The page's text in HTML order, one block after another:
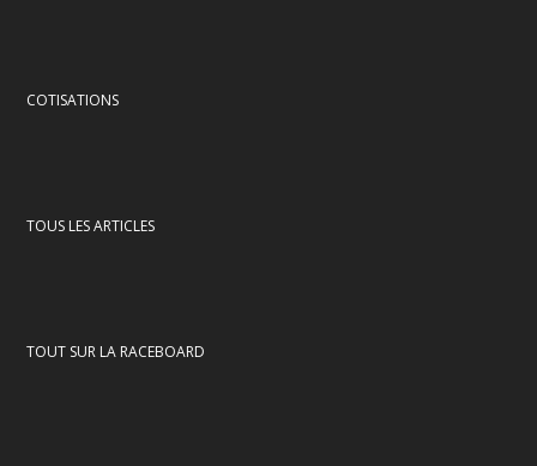
COTISATIONS
TOUS LES ARTICLES
TOUT SUR LA RACEBOARD